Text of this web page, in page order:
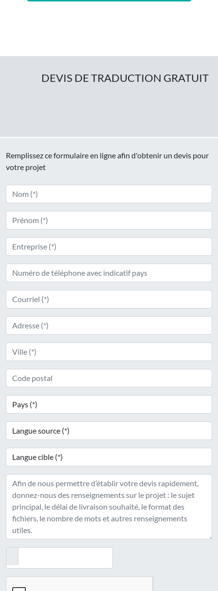
DEVIS DE TRADUCTION GRATUIT
Remplissez ce formulaire en ligne afin d'obtenir un devis pour
votre projet